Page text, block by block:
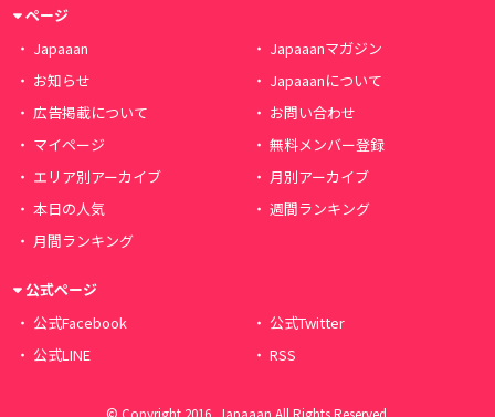
ページ
Japaaan
Japaaanマガジン
お知らせ
Japaaanについて
広告掲載について
お問い合わせ
マイページ
無料メンバー登録
エリア別アーカイブ
月別アーカイブ
本日の人気
週間ランキング
月間ランキング
公式ページ
公式Facebook
公式Twitter
公式LINE
RSS